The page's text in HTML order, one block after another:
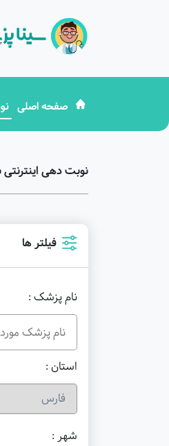
صفحه اصلی
نوبت دهی
فیلتر ها
نام پزشک :
استان :
شهر :